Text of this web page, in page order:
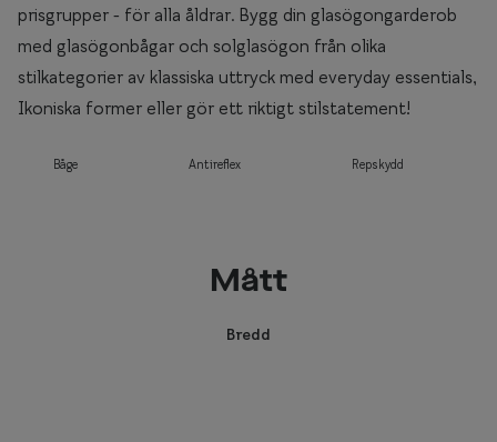
prisgrupper - för alla åldrar. Bygg din glasögongarderob
med glasögonbågar och solglasögon från olika
stilkategorier av klassiska uttryck med everyday essentials,
Ikoniska former eller gör ett riktigt stilstatement!
Båge Antireflex Repskydd
Mått
Bredd